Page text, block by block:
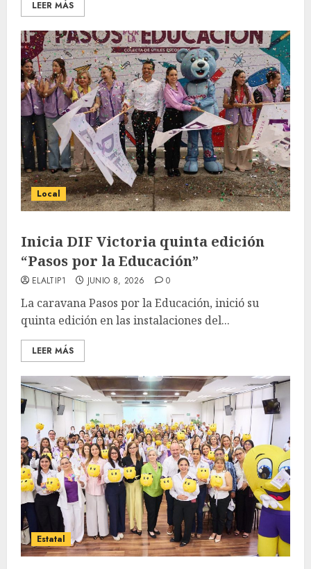
LEER MÁS
Local
Inicia DIF Victoria quinta edición
“Pasos por la Educación”
ELALTIP1 JUNIO 8, 2026 0
La caravana Pasos por la Educación, inició su
quinta edición en las instalaciones del...
LEER MÁS
Estatal